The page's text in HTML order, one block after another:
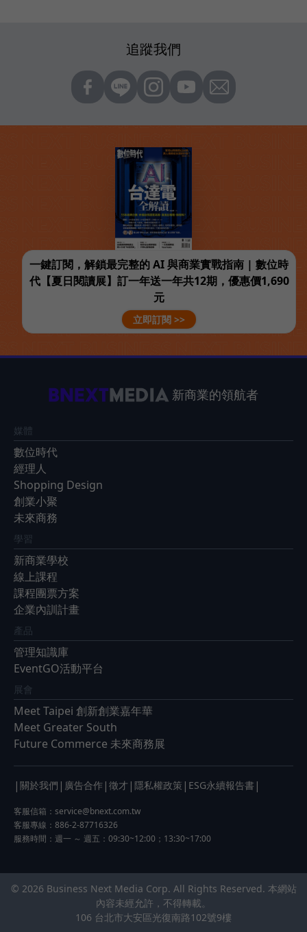
追蹤我們
一鍵訂閱，解鎖最完整的 AI 與商業實戰指南 | 數位時
代【夏日閱讀展】訂一年送一年共12期，優惠價1,690
元
立即訂閱 >>
新商業的領航者
媒體
數位時代
經理人
Shopping Design
創業小聚
未來商務
學習
新商業學校
線上課程
課程團票方案
企業內訓計畫
產品
管理知識庫
EventGO活動平台
展會
Meet Taipei 創新創業嘉年華
Meet Greater South
Future Commerce 未來商務展
| 關於我們 | 廣告合作 | 徵才 | 隱私權政策 | ESG永續報告書 |
客服信箱： service@bnext.com.tw
客服專線：886-2-87716326
服務時間：週一 ～ 週五：09:30~12:00；13:30~17:00
© 2026 Business Next Media Corp. All Rights Reserved. 本網站
內容未經允許，不得轉載。
106 台北市大安區光復南路102號9樓